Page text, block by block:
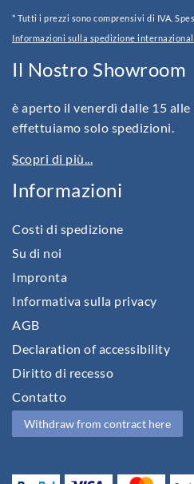
* Tutti i prezzi sono comprensivi di IVA.
Informazioni sulla spedizione
Il Nostro Showroom
è aperto il venerdì dalle 15
effettuiamo solo spedizioni.
Scopri di più...
Informazioni
Costi di spedizione
Su di noi
Impronta
Informativa sulla privacy
AGB
Declaration of accessibility
Diritto di recesso
Contatto
Withdraw from contract here